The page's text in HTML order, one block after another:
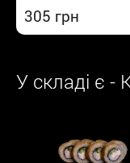
305
У складі є -